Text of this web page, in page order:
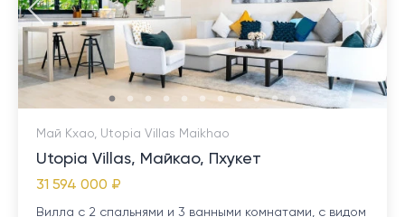
Май Кхао, Utopia Villas Maikhao
Utopia Villas, Майкао, Пхукет
31 594 000 ₽
Вилла с 2 спальнями и 3 ванными комнатами, с видом